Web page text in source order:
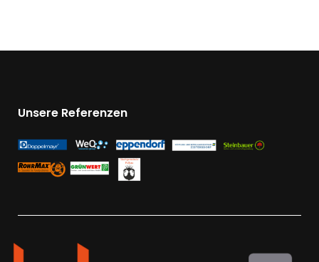
Unsere Referenzen